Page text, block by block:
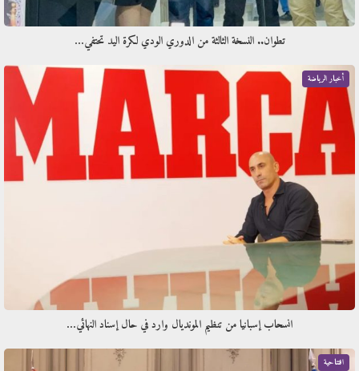
تطوان.. النسخة الثالثة من الدوري الودي لكرة اليد تحتفي…
أخبار الرياضة
انسحاب إسبانيا من تنظيم المونديال وارد في حال إسناد النهائي…
افتتاحية